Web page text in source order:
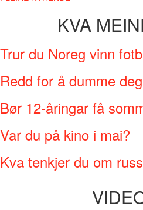
KVA
Trur du Noreg vinn
Redd for å dumme
Bør 12-åringar få
Var du på kino i mai?
Kva tenkjer du om